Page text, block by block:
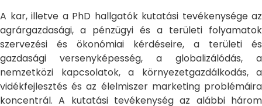
A kar, illetve a PhD hallgatók kutatási tevékenysége az
agrárgazdasági, a pénzügyi és a területi folyamatok
szervezési és ökonómiai kérdéseire, a területi és
gazdasági versenyképesség, a globalizálódás, a
nemzetközi kapcsolatok, a környezetgazdálkodás, a
vidékfejlesztés és az élelmiszer marketing problémáira
koncentrál. A kutatási tevékenység az alábbi három